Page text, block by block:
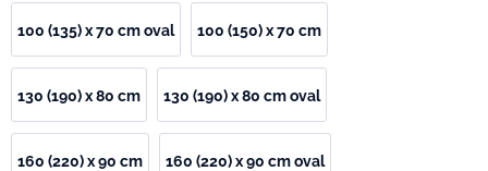
100 (135) x 70 cm oval 100 (150) x 70 cm
130 (190) x 80 cm 130 (190) x 80 cm oval
160 (220) x 90 cm 160 (220) x 90 cm oval